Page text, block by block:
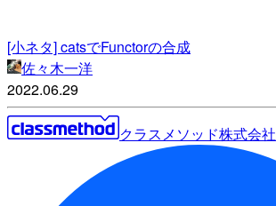
[小ネタ] catsでFunctorの合成
佐々木一洋
2022.06.29
クラスメソッド株式会社